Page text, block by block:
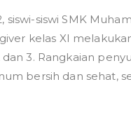
siswi-siswi SMK
kelas XI
3. Rangkaian
bersih dan sehat,